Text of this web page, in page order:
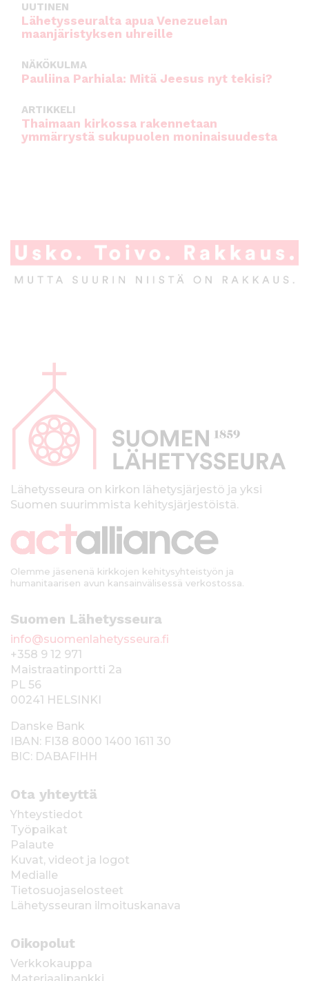
UUTINEN
Lähetysseuralta apua Venezuelan
maanjäristyksen uhreille
NÄKÖKULMA
Pauliina Parhiala: Mitä Jeesus nyt tekisi?
ARTIKKELI
Thaimaan kirkossa rakennetaan
ymmärrystä sukupuolen moninaisuudesta
p
kLähetysseura on kirkon lähetysjärjestö ja yksi
Suomen suurimmista kehitysjärjestöistä.
Olemme jäsenenä kirkkojen kehitysyhteistyön ja
humanitaarisen avun kansainvälisessä verkostossa.
Suomen Lähetysseura
info@suomenlahetysseura.fi
+358 9 12 971
Maistraatinportti 2a
PL 56
00241 HELSINKI
Danske Bank
IBAN: FI38 8000 1400 1611 30
BIC: DABAFIHH
Ota yhteyttä
Yhteystiedot
Työpaikat
Palaute
Kuvat, videot ja logot
Medialle
Tietosuojaselosteet
Lähetysseuran ilmoituskanava
Oikopolut
Verkkokauppa